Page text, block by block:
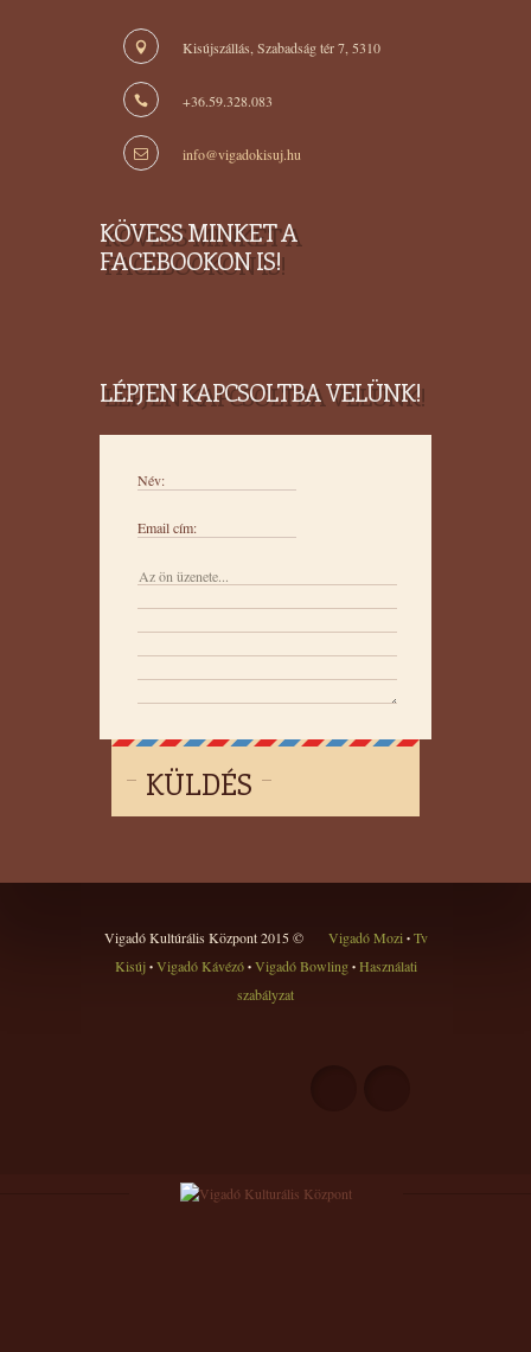
Kisújszállás, Szabadság tér 7, 5310
+36.59.328.083
info@vigadokisuj.hu
KÖVESS MINKET A
FACEBOOKON IS!
LÉPJEN KAPCSOLTBA VELÜNK!
Név:
Email cím:
KÜLDÉS
Vigadó Kultúrális Központ 2015 © Vigadó Mozi •Tv
Kisúj • Vigadó Kávézó •Vigadó Bowling •Használati
szabályzat